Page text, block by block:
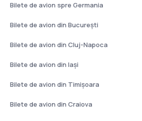
Bilete de avion spre Germania
Bilete de avion din București
Bilete de avion din Cluj-Napoca
Bilete de avion din Iași
Bilete de avion din Timișoara
Bilete de avion din Craiova